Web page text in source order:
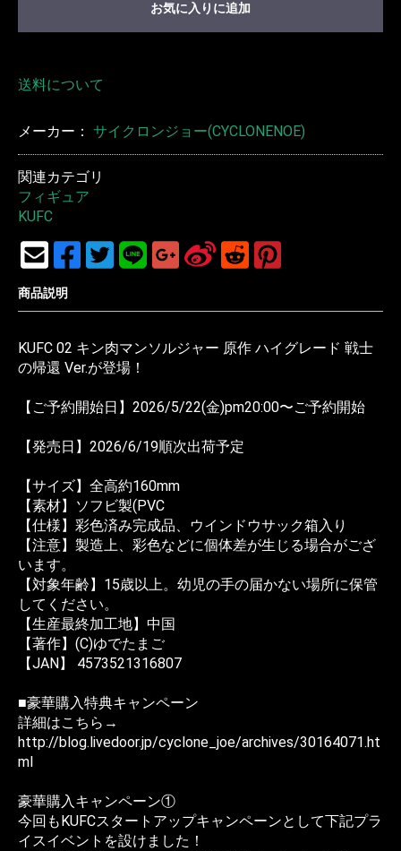
お気に入りに追加
送料について
メーカー： サイクロンジョー(CYCLONENOE)
関連カテゴリ
フィギュア
KUFC
商品説明
KUFC 02 キン肉マンソルジャー 原作 ハイグレード 戦士
の帰還 Ver.が登場！
【ご予約開始日】2026/5/22(金)pm20:00〜ご予約開始
【発売日】2026/6/19順次出荷予定
【サイズ】全高約160mm
【素材】ソフビ製(PVC
【仕様】彩色済み完成品、ウインドウサック箱入り
【注意】製造上、彩色などに個体差が生じる場合がござ
います。
【対象年齢】15歳以上。幼児の手の届かない場所に保管
してください。
【生産最終加工地】中国
【著作】(C)ゆでたまご
【JAN】 4573521316807
■豪華購入特典キャンペーン
詳細はこちら→
http://blog.livedoor.jp/cyclone_joe/archives/30164071.ht
ml
豪華購入キャンペーン①
今回もKUFCスタートアップキャンペーンとして下記プラ
イスイベントを設けました！